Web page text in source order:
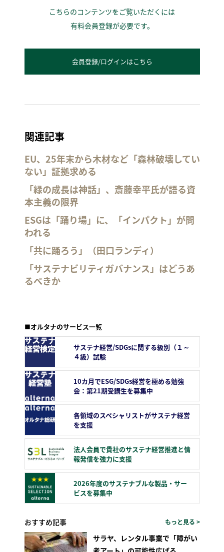
こちらのコンテンツをご覧いただくには
有料会員登録が必要です。
会員登録/ログインはこちら
関連記事
EU、25年末から木材など「森林破壊してい
ない」証拠求める
「緑の成長は神話」、斎藤幸平氏が語る資
本主義の限界
ESGは「踊り場」に、「インパクト」が問
われる
「共に踊ろう」（田口ランディ）
「サステナビリティガバナンス」はどうあ
るべきか
■オルタナのサービス一覧
サステナ経営/SDGsに関する級別（１～
４級）試験
10カ月でESG/SDGs経営を極める勉強
会：第21期受講生を募集中
各領域のスペシャリストがサステナ経営
を支援
法人会員で貴社のサステナ経営推進と情
報発信を強力に支援
2026年度のサステナブルな製品・サー
ビスを募集中
おすすめ記事 もっと見る >
サラヤ、レンタル事業で「障がい